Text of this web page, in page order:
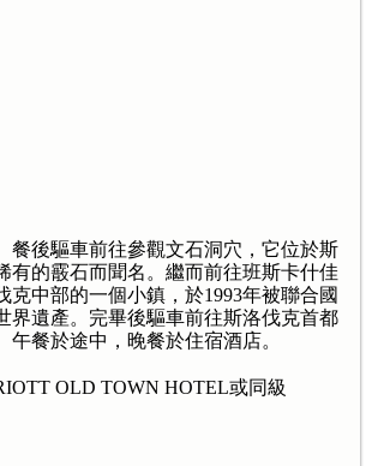
餐後驅車前往參觀文石洞穴，它位於斯
有的霰石而聞名。繼而前往班斯卡什佳
克中部的一個小鎮，於1993年被聯合國
界遺產。完畢後驅車前往斯洛伐克首都
午餐於途中，晚餐於住宿酒店。
OLD TOWN HOTEL或同級